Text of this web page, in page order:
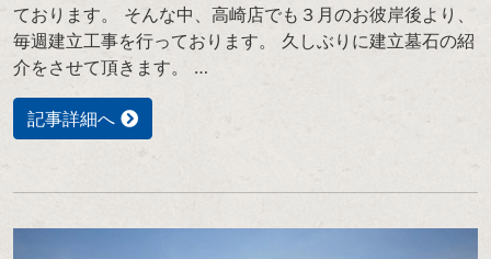
ております。 そんな中、高崎店でも３月のお彼岸後より、
毎週建立工事を行っております。 久しぶりに建立墓石の紹
介をさせて頂きます。 …
記事詳細へ